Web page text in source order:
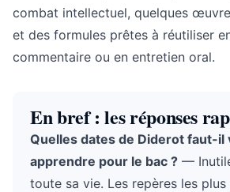
combat intellectuel, quelques
et des formules prêtes à réutiliser
commentaire ou en entretien oral.
En bref : les réponses
Quelles dates de Diderot faut-il
apprendre pour le bac ? —
toute sa vie. Les repères les